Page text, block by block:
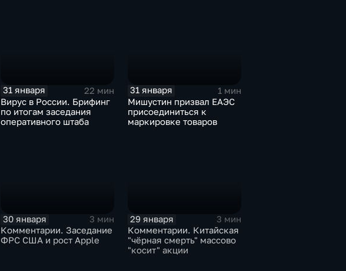
31 января
22 мин
Вирус в России. Брифинг
по итогам заседания
оперативного штаба
31 января
1 мин
Мишустин призвал ЕАЭС
присоединиться к
маркировке товаров
30 января
3 мин
Комментарии. Заседание
ФРС США и рост Apple
29 января
3 мин
Комментарии. Китайская
"чёрная смерть" массово
"косит" акции